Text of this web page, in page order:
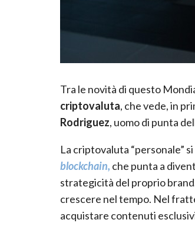
Tra le novità di questo
criptovaluta, che vede, in
Rodriguez, uomo di punta
La criptovaluta “personale” si
blockchain, che punta a
strategicità del proprio
crescere nel tempo. Nel
acquistare contenuti